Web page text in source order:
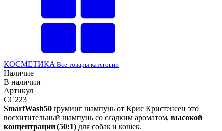
КОСМЕТИКА Все товары категории
Наличие
В наличии
Артикул
CC223
SmartWash50 груминг шампунь от Крис Кристенсен это
восхитительный шампунь со сладким ароматом, высокой
концентрации (50:1) для собак и кошек.